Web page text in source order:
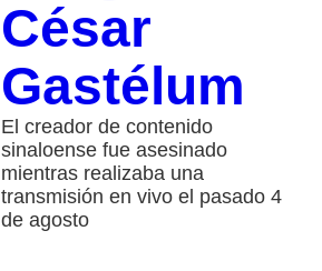
César
Gastélum
El creador de contenido
sinaloense fue asesinado
mientras realizaba una
transmisión en vivo el pasado 4
de agosto